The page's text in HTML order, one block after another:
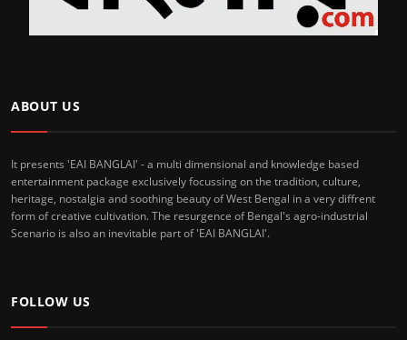
ABOUT US
It presents 'EAI BANGLAI' - a multi dimensional and knowledge based
entertainment package exclusively focussing on the tradition, culture,
heritage, nostalgia and soothing beauty of West Bengal in a very diffrent
form of creative cultivation. The resurgence of Bengal's agro-industrial
Scenario is also an inevitable part of 'EAI BANGLAI'.
FOLLOW US